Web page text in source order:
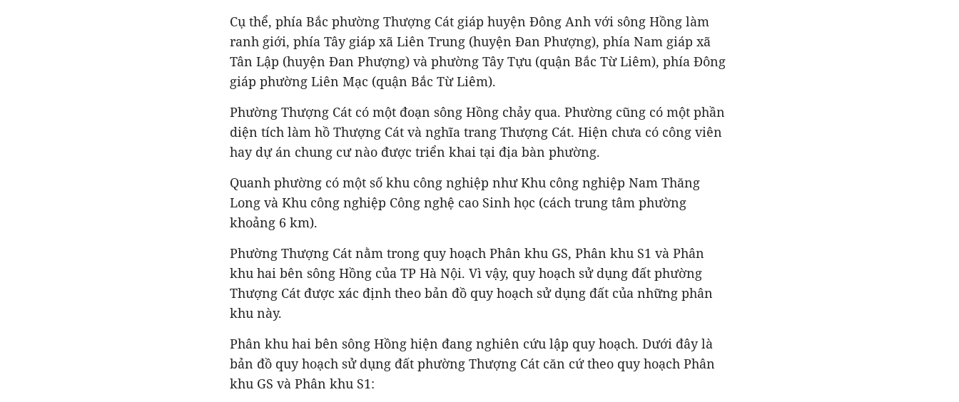
Cụ thể, phía Bắc phường Thượng Cát giáp huyện Đông Anh với sông Hồng làm
ranh giới, phía Tây giáp xã Liên Trung (huyện Đan Phượng), phía Nam giáp xã
Tân Lập (huyện Đan Phượng) và phường Tây Tựu (quận Bắc Từ Liêm), phía Đông
giáp phường Liên Mạc (quận Bắc Từ Liêm).
Phường Thượng Cát có một đoạn sông Hồng chảy qua. Phường cũng có một phần
diện tích làm hồ Thượng Cát và nghĩa trang Thượng Cát. Hiện chưa có công viên
hay dự án chung cư nào được triển khai tại địa bàn phường.
Quanh phường có một số khu công nghiệp như Khu công nghiệp Nam Thăng
Long và Khu công nghiệp Công nghệ cao Sinh học (cách trung tâm phường
khoảng 6 km).
Phường Thượng Cát nằm trong quy hoạch Phân khu GS, Phân khu S1 và Phân
khu hai bên sông Hồng của TP Hà Nội. Vì vậy, quy hoạch sử dụng đất phường
Thượng Cát được xác định theo bản đồ quy hoạch sử dụng đất của những phân
khu này.
Phân khu hai bên sông Hồng hiện đang nghiên cứu lập quy hoạch. Dưới đây là
bản đồ quy hoạch sử dụng đất phường Thượng Cát căn cứ theo quy hoạch Phân
khu GS và Phân khu S1: